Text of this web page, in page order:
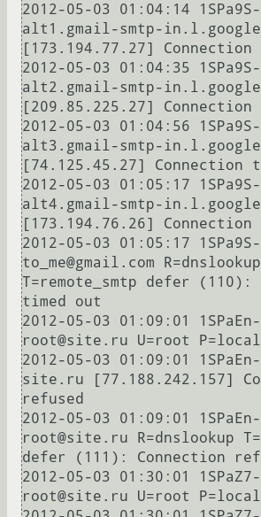
2012-05-03 01:04:14
alt1.gmail-smtp-
[173.194.77.27] Connection
2012-05-03 01:04:35
alt2.gmail-smtp-
[209.85.225.27] Connection
2012-05-03 01:04:56
alt3.gmail-smtp-
[74.125.45.27] Connection
2012-05-03 01:05:17
alt4.gmail-smtp-
[173.194.76.26] Connection
2012-05-03 01:05:17
to_me@gmail.com R=dnslookup
T=remote_smtp defer (110):
timed out
2012-05-03 01:09:01 1SPaEn-
root@site.ru U=root P=local
2012-05-03 01:09:01 1SPaEn-
site.ru [77.188.242.157]
refused
2012-05-03 01:09:01 1SPaEn-
root@site.ru R=dnslookup
defer (111): Connection
2012-05-03 01:30:01 1SPaZ7-
root@site.ru U=root P=local